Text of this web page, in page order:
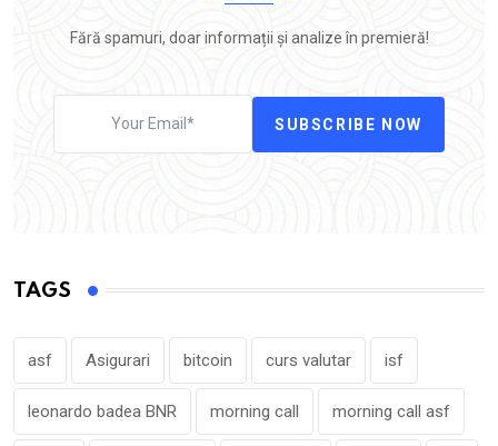
Fără spamuri, doar informații și analize în premieră!
SUBSCRIBE NOW
TAGS
asf Asigurari bitcoin curs valutar isf
leonardo badea BNR morning call morning call asf